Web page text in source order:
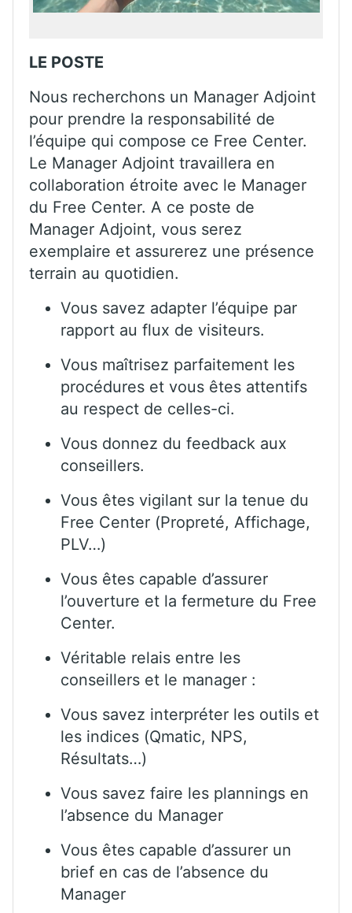
LE POSTE
Nous recherchons un Manager Adjoint
pour prendre la responsabilité de
l’équipe qui compose ce Free Center.
Le Manager Adjoint travaillera en
collaboration étroite avec le Manager
du Free Center. A ce poste de
Manager Adjoint, vous serez
exemplaire et assurerez une présence
terrain au quotidien.
Vous savez adapter l’équipe par
rapport au flux de visiteurs.
Vous maîtrisez parfaitement les
procédures et vous êtes attentifs
au respect de celles-ci.
Vous donnez du feedback aux
conseillers.
Vous êtes vigilant sur la tenue du
Free Center (Propreté, Affichage,
PLV…)
Vous êtes capable d’assurer
l’ouverture et la fermeture du Free
Center.
Véritable relais entre les
conseillers et le manager :
Vous savez interpréter les outils et
les indices (Qmatic, NPS,
Résultats…)
Vous savez faire les plannings en
l’absence du Manager
Vous êtes capable d’assurer un
brief en cas de l’absence du
Manager